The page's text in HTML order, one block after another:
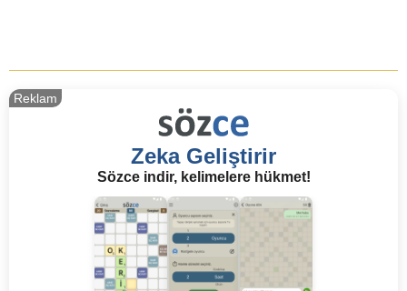
Zeka Geliştirir
Sözce indir, kelimelere hükmet!
Reklam